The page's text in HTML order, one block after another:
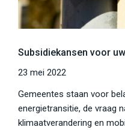
Subsidiekansen voor
23 mei 2022
Gemeentes staan voor
energietransitie, de vraag
klimaatverandering en